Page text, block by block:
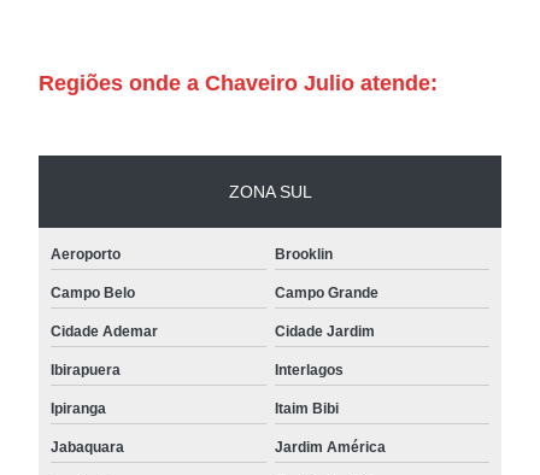
Regiões onde a Chaveiro Julio atende:
ZONA SUL
Aeroporto Brooklin
Campo Belo Campo Grande
Cidade Ademar Cidade Jardim
Ibirapuera Interlagos
Ipiranga Itaim Bibi
Jabaquara Jardim América